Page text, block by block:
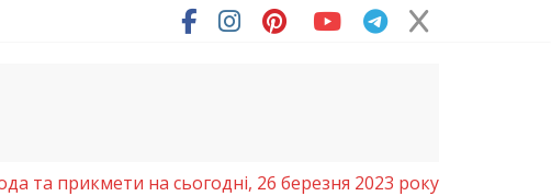
(Фото)
та прикмети на сьогодні, 26 березня 2023 року